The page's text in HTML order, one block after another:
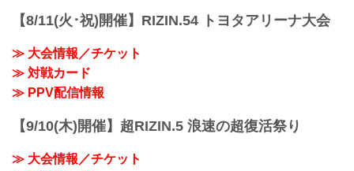
【8/11(火･祝)開催】RIZIN.54 トヨタアリーナ大会
≫ 大会情報／チケット
≫ 対戦カード
≫ PPV配信情報
【9/10(木)開催】超RIZIN.5 浪速の超復活祭り
≫ 大会情報／チケット